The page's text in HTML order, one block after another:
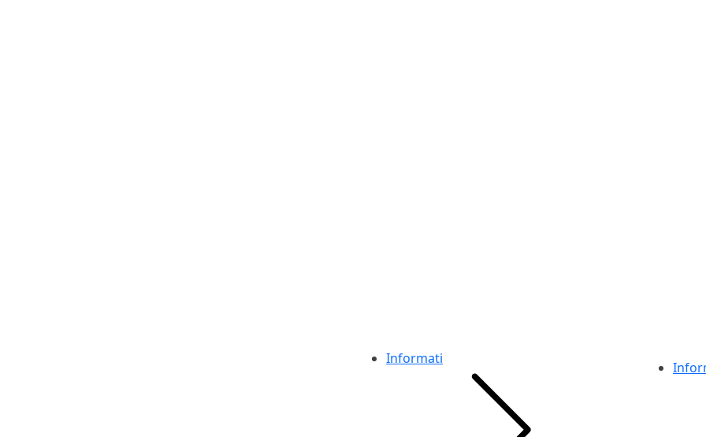
Informati